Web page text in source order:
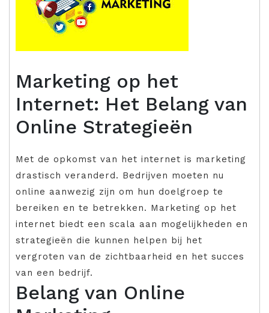
Marketing op het
Internet: Het Belang van
Online Strategieën
Met de opkomst van het internet is marketing
drastisch veranderd. Bedrijven moeten nu
online aanwezig zijn om hun doelgroep te
bereiken en te betrekken. Marketing op het
internet biedt een scala aan mogelijkheden en
strategieën die kunnen helpen bij het
vergroten van de zichtbaarheid en het succes
van een bedrijf.
Belang van Online